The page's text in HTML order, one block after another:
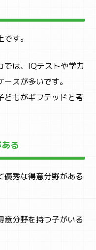
す。
では、IQテストや学力
スが多いです。
どもがギフテッドと考
る
優秀な得意分野がある
意分野を持つ子がいる